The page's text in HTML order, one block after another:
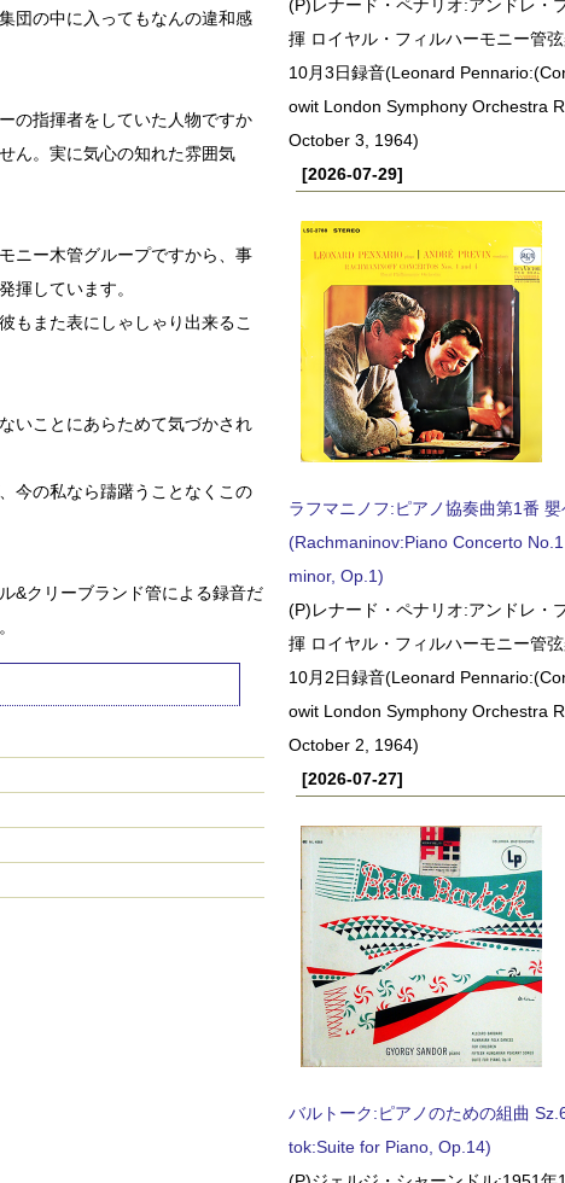
団の中に入ってもなんの違和感
の指揮者をしていた人物ですか
ん。実に気心の知れた雰囲気
ニー木管グループですから、事
揮しています。
もまた表にしゃしゃり出来るこ
いことにあらためて気づかされ
今の私なら躊躇うことなくこの
&クリーブランド管による録音だ
(P)レナード・ペナリオ:アンドレ・
揮 ロイヤル・フィルハーモニー管
10月3日録音(Leonard
owit London Symphony Orchestra
October 3, 1964)
[2026-07-29]
ラフマニノフ:ピアノ協奏曲第1番
(Rachmaninov:Piano Concerto
minor, Op.1)
(P)レナード・ペナリオ:アンドレ・
揮 ロイヤル・フィルハーモニー管
10月2日録音(Leonard
owit London Symphony Orchestra
October 2, 1964)
[2026-07-27]
バルトーク:ピアノのための組曲
tok:Suite for Piano, Op.14)